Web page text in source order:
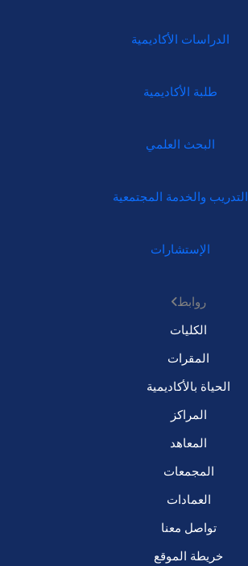
الدراسات الأكاديمية
طلبة الأكاديمية
البحث العلمي
التدريب والخدمة المجتمعية
الإستشارات
روابط
الكليات
المقرات
الحياة بالأكاديمية
المراكز
المعاهد
المجمعات
العمادات
تواصل معنا
خريطة الموقع